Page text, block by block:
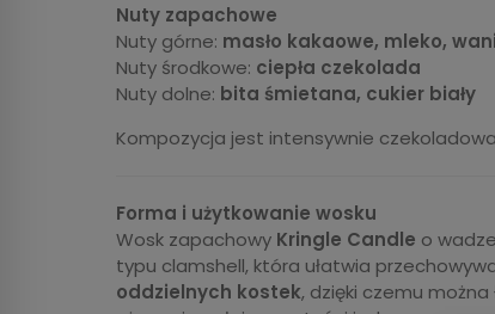
Nuty zapachowe
Nuty górne: masło kakaowe, mleko,
Nuty środkowe: ciepła czekolada
Nuty dolne: bita śmietana, cukier biały
Kompozycja jest intensywnie
Forma i użytkowanie wosku
Wosk zapachowy Kringle Candle o wadze
typu clamshell, która ułatwia
oddzielnych kostek, dzięki czemu